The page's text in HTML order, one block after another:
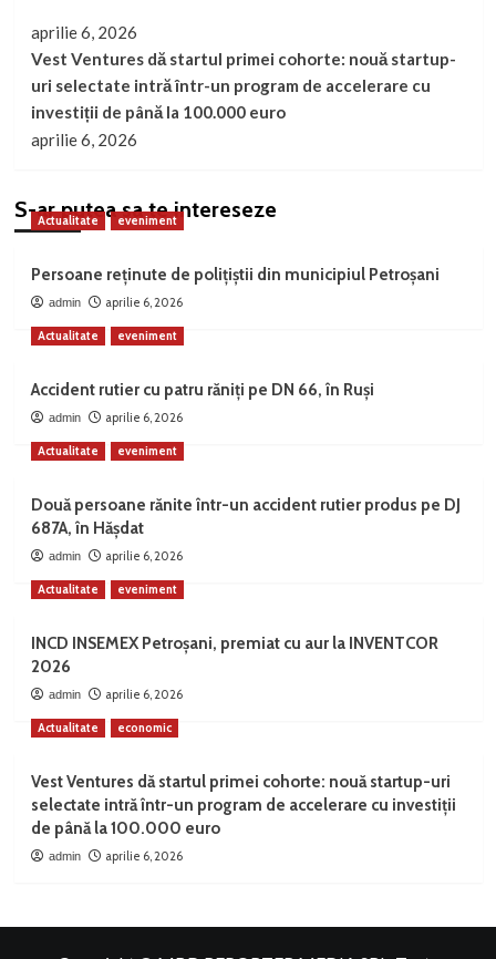
aprilie 6, 2026
Vest Ventures dă startul primei cohorte: nouă startup-
uri selectate intră într-un program de accelerare cu
investiții de până la 100.000 euro
aprilie 6, 2026
S-ar putea sa te intereseze
Actualitate eveniment
Persoane reținute de polițiștii din municipiul Petroșani
admin aprilie 6, 2026
Actualitate eveniment
Accident rutier cu patru răniți pe DN 66, în Ruși
admin aprilie 6, 2026
Actualitate eveniment
Două persoane rănite într-un accident rutier produs pe DJ
687A, în Hășdat
admin aprilie 6, 2026
Actualitate eveniment
INCD INSEMEX Petroșani, premiat cu aur la INVENTCOR
2026
admin aprilie 6, 2026
Actualitate economic
Vest Ventures dă startul primei cohorte: nouă startup-uri
selectate intră într-un program de accelerare cu investiții
de până la 100.000 euro
admin aprilie 6, 2026